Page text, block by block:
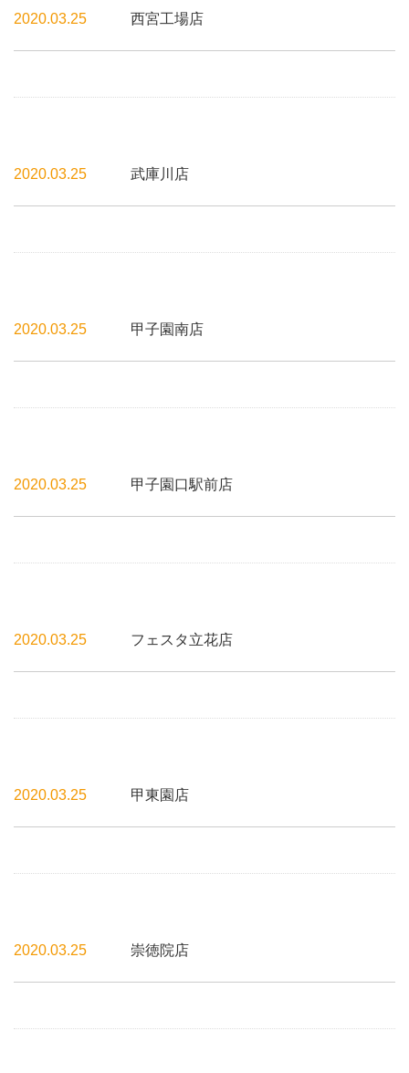
2020.03.25 西宮工場店
2020.03.25 武庫川店
2020.03.25 甲子園南店
2020.03.25 甲子園口駅前店
2020.03.25 フェスタ立花店
2020.03.25 甲東園店
2020.03.25 崇徳院店